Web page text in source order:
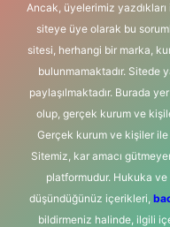
Ancak, üyelerimiz
siteye üye olarak bu
sitesi, herhangi bir marka,
bulunmamaktadır. Sitede
paylaşılmaktadır. Burada
olup, gerçek kurum ve
Gerçek kurum ve kişiler
Sitemiz, kar amacı
platformudur. Hukuka ve
düşündüğünüz içerikleri,
bildirmeniz halinde, ilgili